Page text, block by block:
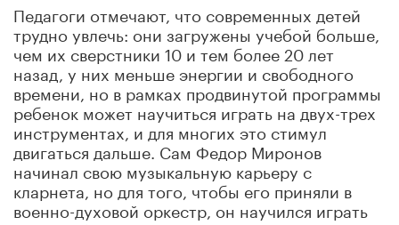
Педагоги отмечают, что современных детей
трудно увлечь: они загружены учебой больше,
чем их сверстники 10 и тем более 20 лет
назад, у них меньше энергии и свободного
времени, но в рамках продвинутой программы
ребенок может научиться играть на двух-трех
инструментах, и для многих это стимул
двигаться дальше. Сам Федор Миронов
начинал свою музыкальную карьеру с
кларнета, но для того, чтобы его приняли в
военно-духовой оркестр, он научился играть